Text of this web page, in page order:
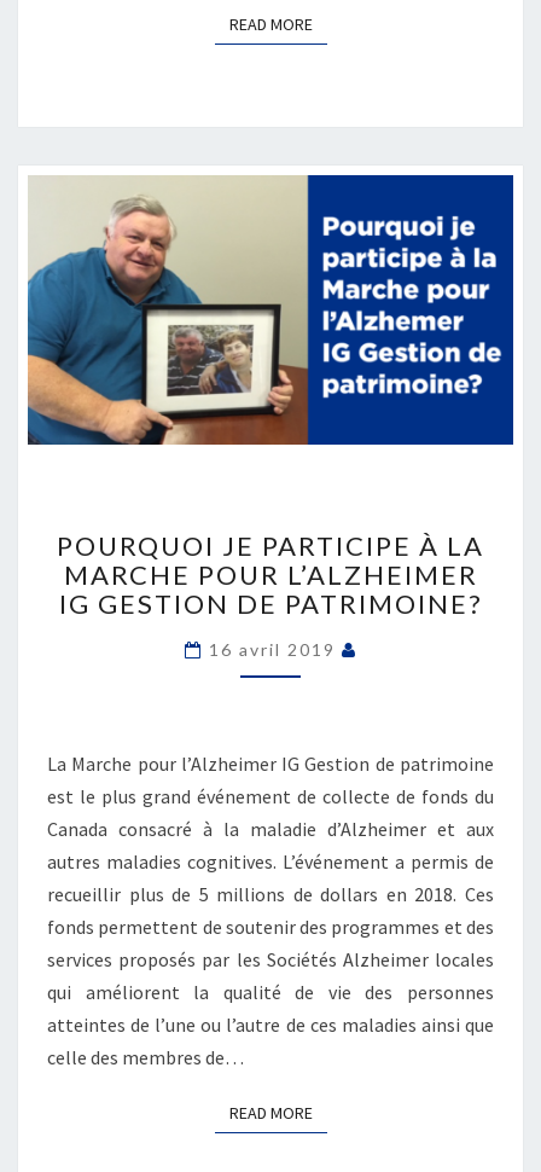
READ MOREREAD MORE
PARTICIPE
À
LA
POUR
DE
PATRIMOINE?
POURQUOI JE PARTICIPE À LA
MARCHE POUR L’ALZHEIMER
IG GESTION DE PATRIMOINE?
16 avril 2019
La Marche pour l’Alzheimer IG Gestion de patrimoine
est le plus grand événement de collecte de fonds du
Canada consacré à la maladie d’Alzheimer et aux
autres maladies cognitives. L’événement a permis de
recueillir plus de 5 millions de dollars en 2018. Ces
fonds permettent de soutenir des programmes et des
services proposés par les Sociétés Alzheimer locales
qui améliorent la qualité de vie des personnes
atteintes de l’une ou l’autre de ces maladies ainsi que
celle des membres de…
READ MOREREAD MORE